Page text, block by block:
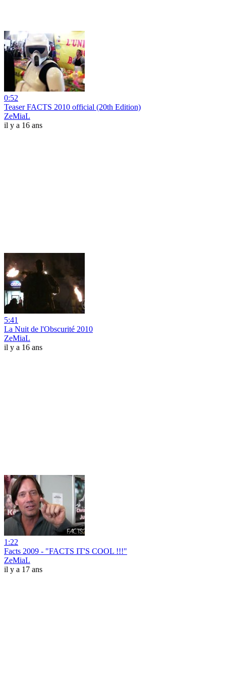
0:52
Teaser FACTS 2010 official (20th Edition)
ZeMiaL
il y a 16 ans
5:41
La Nuit de l'Obscurité 2010
ZeMiaL
il y a 16 ans
1:22
Facts 2009 - "FACTS IT'S COOL !!!"
ZeMiaL
il y a 17 ans